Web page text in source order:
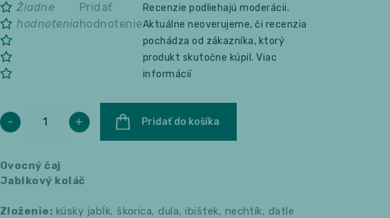
Žiadne
hodnotenia
Pridať
hodnotenie
Recenzie podliehajú moderácii.
Aktuálne neoverujeme, či recenzia
pochádza od zákazníka, ktorý
produkt skutočne kúpil.Viac
informácií
- + Pridať do košíka
Ovocný čaj
Jablkový koláč
Zloženie: kúsky jabĺk, škorica, dula, ibištek, nechtík, ďatle